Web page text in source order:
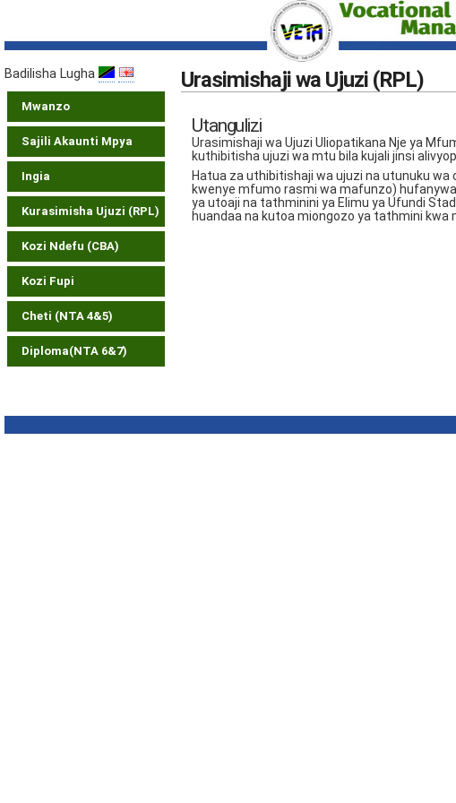
Badilisha Lugha
Mwanzo
Sajili Akaunti Mpya
Ingia
Kurasimisha Ujuzi (RPL)
Kozi Ndefu (CBA)
Kozi Fupi
Cheti (NTA 4&5)
Diploma(NTA 6&7)
Urasimishaji wa Ujuzi (RPL)
Utangulizi
Urasimishaji wa Ujuzi Uliopatikana Nje ya
kuthibitisha ujuzi wa mtu bila kujali jinsi
Hatua za uthibitishaji wa ujuzi na utunuku
kwenye mfumo rasmi wa mafunzo)
ya utoaji na tathminini ya Elimu ya Ufundi
huandaa na kutoa miongozo ya tathmini kwa